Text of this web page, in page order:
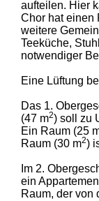
aufteilen. Hier
Chor hat einen
weitere
Teeküche,
notwendiger
Eine Lüftung
Das 1.
(47 m2) soll zu
Ein Raum (25
Raum (30 m2)
Im 2.
ein
Raum, der von